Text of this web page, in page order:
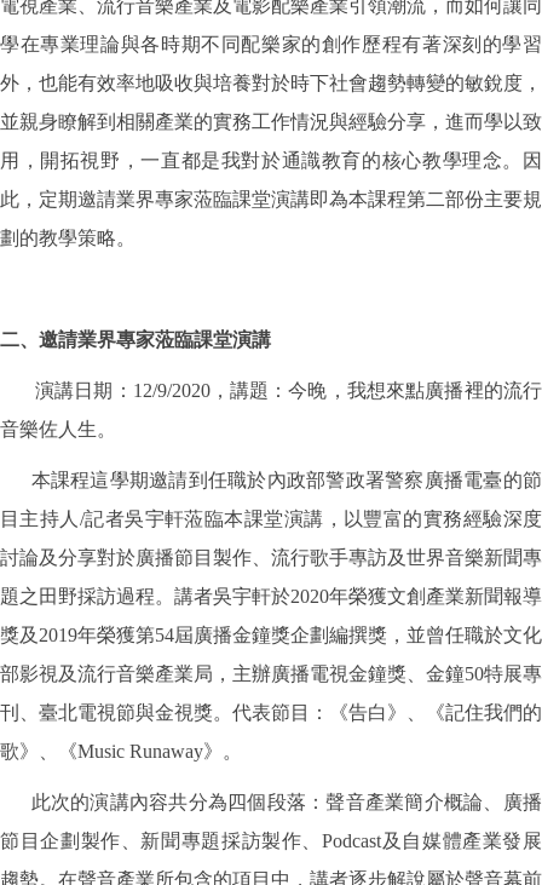
電視產業、流行音樂產業及電影配樂產業引領潮流，而如何讓同
學在專業理論與各時期不同配樂家的創作歷程有著深刻的學習
外，也能有效率地吸收與培養對於時下社會趨勢轉變的敏銳度，
並親身瞭解到相關產業的實務工作情況與經驗分享，進而學以致
用，開拓視野，一直都是我對於通識教育的核心教學理念。因
此，定期邀請業界專家蒞臨課堂演講即為本課程第二部份主要規
劃的教學策略。
二、邀請業界專家蒞臨課堂演講
演講日期：12/9/2020，講題：今晚，我想來點廣播裡的流行
音樂佐人生。
本課程這學期邀請到任職於內政部警政署警察廣播電臺的節
目主持人/記者吳宇軒蒞臨本課堂演講，以豐富的實務經驗深度
討論及分享對於廣播節目製作、流行歌手專訪及世界音樂新聞專
題之田野採訪過程。講者吳宇軒於2020年榮獲文創產業新聞報導
獎及2019年榮獲第54屆廣播金鐘獎企劃編撰獎，並曾任職於文化
部影視及流行音樂產業局，主辦廣播電視金鐘獎、金鐘50特展專
刊、臺北電視節與金視獎。代表節目：《告白》、《記住我們的
歌》、《Music Runaway》。
此次的演講內容共分為四個段落：聲音產業簡介概論、廣播
節目企劃製作、新聞專題採訪製作、Podcast及自媒體產業發展
趨勢。在聲音產業所包含的項目中，講者逐步解說屬於聲音幕前